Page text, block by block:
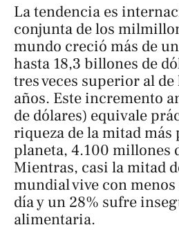
La tendencia es
conjunta de los
mundo creció más de
hasta 18,3 billones de
tres veces superior al
años. Este incremento
de dólares) equivale
riqueza de la mitad más
planeta, 4.100 millones
Mientras, casi la mitad
mundial vive con
día y un 28% sufre
alimentaria.